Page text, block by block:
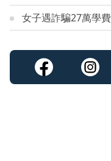
女子遇詐騙27萬學